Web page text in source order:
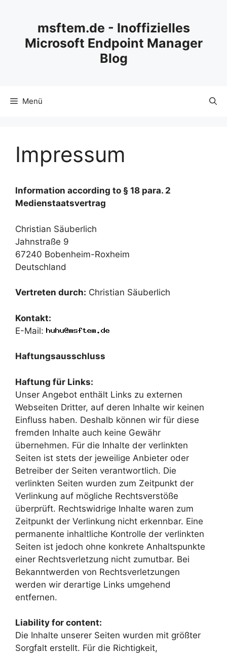
msftem.de - Inoffizielles
Microsoft Endpoint Manager
Blog
Menü
Impressum
Information according to § 18 para. 2
Medienstaatsvertrag
Christian Säuberlich
Jahnstraße 9
67240 Bobenheim-Roxheim
Deutschland
Vertreten durch: Christian Säuberlich
Kontakt:
E-Mail:
Haftungsausschluss
Haftung für Links:
Unser Angebot enthält Links zu externen
Webseiten Dritter, auf deren Inhalte wir keinen
Einfluss haben. Deshalb können wir für diese
fremden Inhalte auch keine Gewähr
übernehmen. Für die Inhalte der verlinkten
Seiten ist stets der jeweilige Anbieter oder
Betreiber der Seiten verantwortlich. Die
verlinkten Seiten wurden zum Zeitpunkt der
Verlinkung auf mögliche Rechtsverstöße
überprüft. Rechtswidrige Inhalte waren zum
Zeitpunkt der Verlinkung nicht erkennbar. Eine
permanente inhaltliche Kontrolle der verlinkten
Seiten ist jedoch ohne konkrete Anhaltspunkte
einer Rechtsverletzung nicht zumutbar. Bei
Bekanntwerden von Rechtsverletzungen
werden wir derartige Links umgehend
entfernen.
Liability for content:
Die Inhalte unserer Seiten wurden mit größter
Sorgfalt erstellt. Für die Richtigkeit,